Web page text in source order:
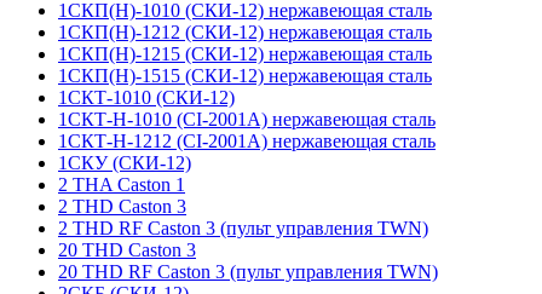
1СКП(Н)-1010 (СКИ-12) нержавеющая сталь
1СКП(Н)-1212 (СКИ-12) нержавеющая сталь
1СКП(Н)-1215 (СКИ-12) нержавеющая сталь
1СКП(Н)-1515 (СКИ-12) нержавеющая сталь
1СКТ-1010 (СКИ-12)
1СКТ-Н-1010 (CI-2001A) нержавеющая сталь
1СКТ-Н-1212 (CI-2001A) нержавеющая сталь
1СКУ (СКИ-12)
2 THA Caston 1
2 THD Caston 3
2 THD RF Caston 3 (пульт управления TWN)
20 THD Caston 3
20 THD RF Caston 3 (пульт управления TWN)